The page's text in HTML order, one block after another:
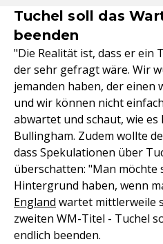
Tuchel soll das
beenden
"Die Realität ist, dass er ein
der sehr gefragt wäre. Wir
jemanden haben, der einen
und wir können nicht
abwartet und schaut, wie
Bullingham. Zudem wollte
dass Spekulationen über
überschatten: "Man möchte
Hintergrund haben, wenn
England wartet mittlerweile
zweiten WM-Titel - Tuchel
endlich beenden.